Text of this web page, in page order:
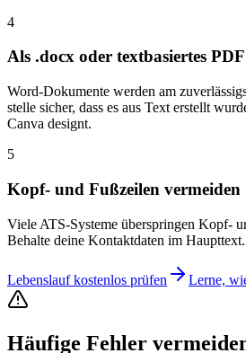
4
Als .docx oder textbasiertes
Word-Dokumente werden am
stelle sicher, dass es aus Text erstellt
Canva designt.
5
Kopf- und Fußzeilen vermeiden
Viele ATS-Systeme überspringen Kopf-
Behalte deine Kontaktdaten im Haupttext.
Lebenslauf kostenlos prüfen Lerne,
Häufige Fehler